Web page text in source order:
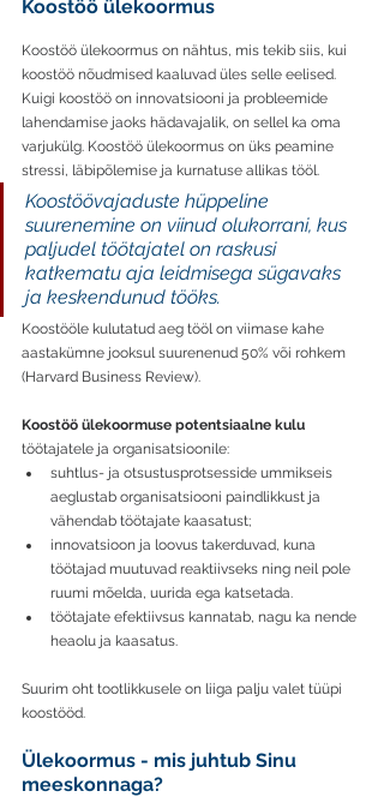
Koostöö ülekoormus
Koostöö ülekoormus on nähtus, mis tekib siis, kui
koostöö nõudmised kaaluvad üles selle eelised.
Kuigi koostöö on innovatsiooni ja probleemide
lahendamise jaoks hädavajalik, on sellel ka oma
varjukülg. Koostöö ülekoormus on üks peamine
stressi, läbipõlemise ja kurnatuse allikas tööl.
Koostöövajaduste hüppeline
suurenemine on viinud olukorrani, kus
paljudel töötajatel on raskusi
katkematu aja leidmisega sügavaks
ja keskendunud tööks.
Koostööle kulutatud aeg tööl on viimase kahe
aastakümne jooksul suurenenud 50% või rohkem
(Harvard Business Review).
Koostöö ülekoormuse potentsiaalne kulu
töötajatele ja organisatsioonile:
suhtlus- ja otsustusprotsesside ummikseis
aeglustab organisatsiooni paindlikkust ja
vähendab töötajate kaasatust;
innovatsioon ja loovus takerduvad, kuna
töötajad muutuvad reaktiivseks ning neil pole
ruumi mõelda, uurida ega katsetada.
töötajate efektiivsus kannatab, nagu ka nende
heaolu ja kaasatus.
Suurim oht tootlikkusele on liiga palju valet tüüpi
koostööd.
Ülekoormus - mis juhtub Sinu
meeskonnaga?